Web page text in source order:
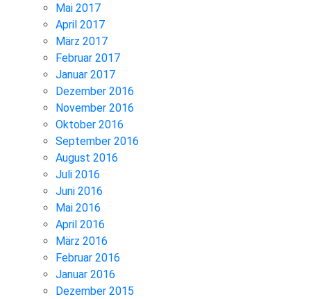
Mai 2017
April 2017
März 2017
Februar 2017
Januar 2017
Dezember 2016
November 2016
Oktober 2016
September 2016
August 2016
Juli 2016
Juni 2016
Mai 2016
April 2016
März 2016
Februar 2016
Januar 2016
Dezember 2015